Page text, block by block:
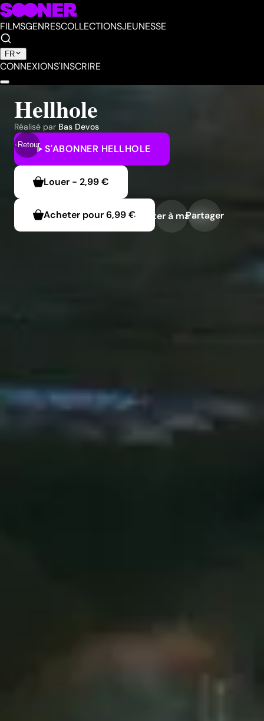
FILMSGENRESCOLLECTIONSJEUNESSE
FR
CONNEXIONS'INSCRIRE
Retour
Hellhole
Réalisé par Bas Devos
S'ABONNER HELLHOLE
Louer - 2,99 €
Acheter pour6,99 €Ajouter à ma liste
Partager